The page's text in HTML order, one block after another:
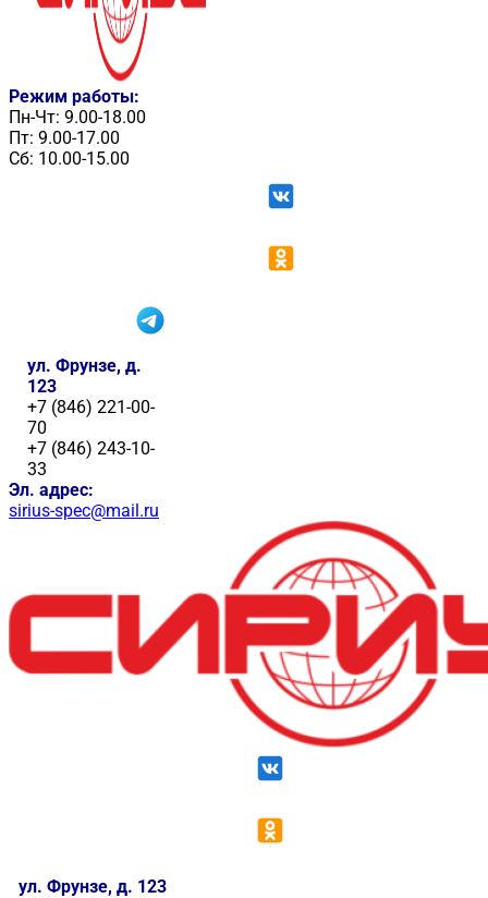
Режим работы:
Пн-Чт: 9.00-18.00
Пт: 9.00-17.00
Сб: 10.00-15.00
ул. Фрунзе, д.
123
+7 (846) 221-00-
70
+7 (846) 243-10-
33
Эл. адрес:
sirius-spec@mail.ru
ул. Фрунзе, д. 123